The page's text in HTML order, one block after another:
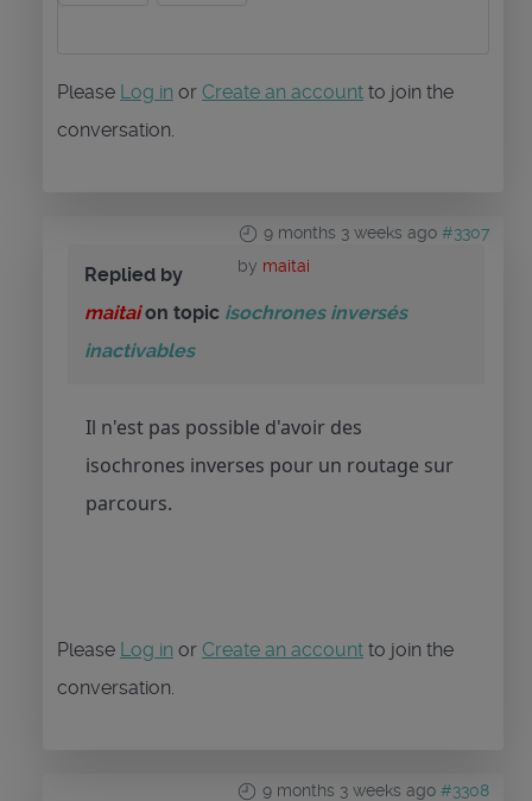
Please Log in or Create an account to join the
conversation.
9 months 3 weeks ago #3307
by maitai
Replied by
maitaion topic isochrones inversés
inactivables
Il n'est pas possible d'avoir des
isochrones inverses pour un routage sur
parcours.
Please Log in or Create an account to join the
conversation.
9 months 3 weeks ago #3308